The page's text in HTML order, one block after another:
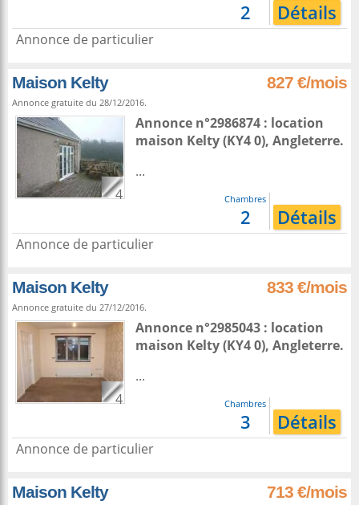
2 Détails
Annonce de particulier
Maison Kelty 827 €/mois
Annonce gratuite du 28/12/2016.
4
Annonce n°2986874 : location
maison Kelty(KY4 0), Angleterre.
...
Chambres
2 Détails
Annonce de particulier
Maison Kelty 833 €/mois
Annonce gratuite du 27/12/2016.
4
Annonce n°2985043 : location
maison Kelty(KY4 0), Angleterre.
...
Chambres
3 Détails
Annonce de particulier
Maison Kelty 713 €/mois